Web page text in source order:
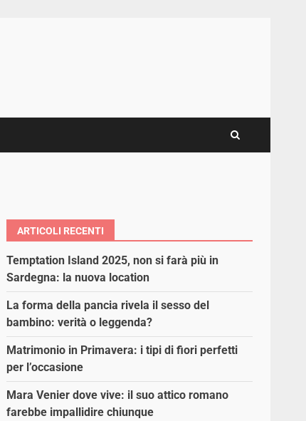
ARTICOLI RECENTI
Temptation Island 2025, non si farà più in
Sardegna: la nuova location
La forma della pancia rivela il sesso del
bambino: verità o leggenda?
Matrimonio in Primavera: i tipi di fiori perfetti
per l’occasione
Mara Venier dove vive: il suo attico romano
farebbe impallidire chiunque